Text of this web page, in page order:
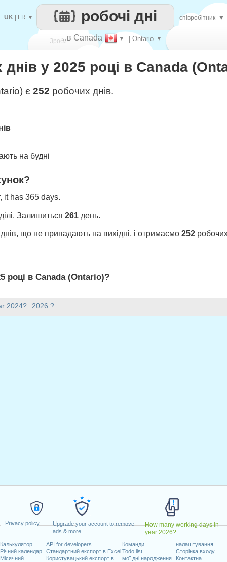
Privacy policy
Upgrade your account to remove
ads & more
How many working days in
year 2026?
Калькулятор
Річний календар
Місячний
API for developers
Стандартний експорт в Excel
Користувацький експорт в
Команди
Todo list
мої дні народження
налаштування
Сторінка входу
Контактна
Зроби
кожен
..в Canada ▼ | Ontario ▼
робочі дні
UK FR ▼ співробітник ▼
2024? 2026 ?
днів у 2025 році в Canada
є 252 робочих днів.
на будні
it has 365 days.
Залишиться 261 день.
що не припадають на вихідні, і отримаємо 252
році в Canada (Ontario)?
2025
2025